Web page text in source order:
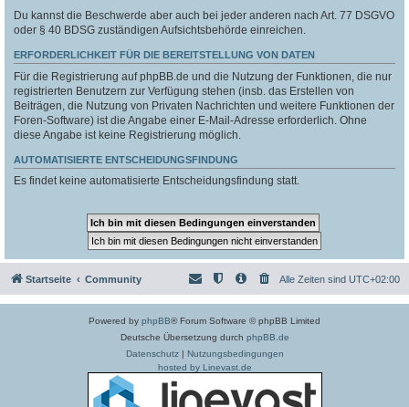
Du kannst die Beschwerde aber auch bei jeder anderen nach Art. 77 DSGVO
oder § 40 BDSG zuständigen Aufsichtsbehörde einreichen.
ERFORDERLICHKEIT FÜR DIE BEREITSTELLUNG VON DATEN
Für die Registrierung auf phpBB.de und die Nutzung der Funktionen, die nur
registrierten Benutzern zur Verfügung stehen (insb. das Erstellen von
Beiträgen, die Nutzung von Privaten Nachrichten und weitere Funktionen der
Foren-Software) ist die Angabe einer E-Mail-Adresse erforderlich. Ohne
diese Angabe ist keine Registrierung möglich.
AUTOMATISIERTE ENTSCHEIDUNGSFINDUNG
Es findet keine automatisierte Entscheidungsfindung statt.
Startseite Community Alle Zeiten sind UTC+02:00
Powered by phpBB® Forum Software © phpBB Limited
Deutsche Übersetzung durch phpBB.de
Datenschutz| Nutzungsbedingungen
hosted by Linevast.de